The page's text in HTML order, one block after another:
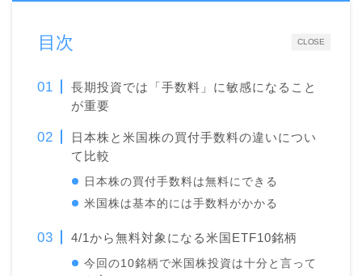
CLOSE
目次
長期投資では「手数料」に敏感になること
が重要
日本株と米国株の買付手数料の違いについ
て比較
日本株の買付手数料は無料にできる
米国株は基本的には手数料がかかる
4/1から無料対象になる米国ETF10銘柄
今回の10銘柄で米国株投資は十分と言って